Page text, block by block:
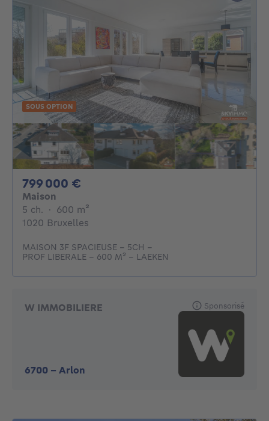
SOUS OPTION
799 000 €
Maison
5 ch. 5 chambres
· 600 m²
1020 Bruxelles
MAISON 3F SPACIEUSE - 5CH -
PROF LIBERALE - 600 M² - LAEKEN
W IMMOBILIERE
6700 - Arlon
Sponsorisé